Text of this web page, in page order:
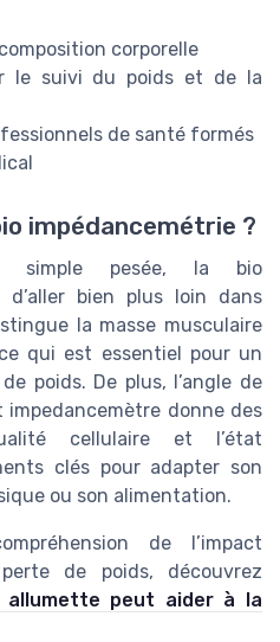
corporelle
le suivi du poids et de la
de santé formés
impédancemétrie ?
simple pesée, la bio
d’aller bien plus loin dans
la masse musculaire
qui est essentiel pour un
poids. De plus, l’angle de
impedancemètre donne des
cellulaire et l’état
clés pour adapter son
ou son alimentation.
de l’impact
de poids, découvrez
allumette peut aider à la